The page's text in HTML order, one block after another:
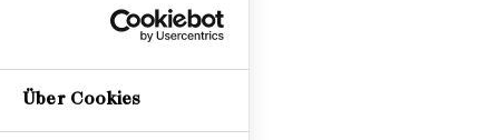
Über Cookies